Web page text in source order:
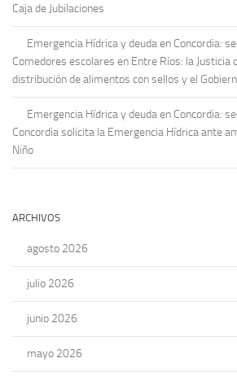
Caja de Jubilaciones
Emergencia Hídrica y deuda en Concordia:
Comedores escolares en Entre Ríos: la Justicia
distribución de alimentos con sellos y el
Emergencia Hídrica y deuda en Concordia:
Concordia solicita la Emergencia Hídrica ante
Niño
ARCHIVOS
agosto 2026
julio 2026
junio 2026
mayo 2026